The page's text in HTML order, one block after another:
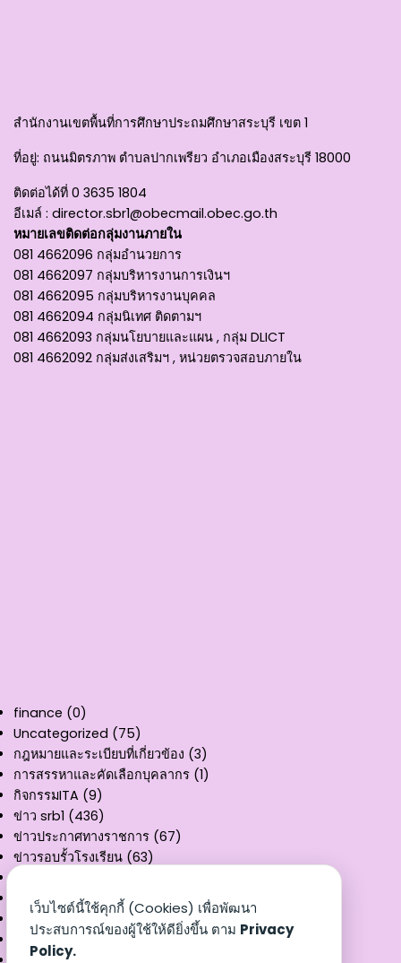
สำนักงานเขตพื้นที่การศึกษาประถมศึกษาสระบุรี เขต 1
ที่อยู่: ถนนมิตรภาพ ตำบลปากเพรียว อำเภอเมืองสระบุรี 18000
ติดต่อได้ที่ 0 3635 1804
อีเมล์ : director.sbr1@obecmail.obec.go.th
หมายเลขติดต่อกลุ่มงานภายใน
081 4662096 กลุ่มอำนวยการ
081 4662097 กลุ่มบริหารงานการเงินฯ
081 4662095 กลุ่มบริหารงานบุคคล
081 4662094 กลุ่มนิเทศ ติดตามฯ
081 4662093 กลุ่มนโยบายและแผน , กลุ่ม DLICT
081 4662092 กลุ่มส่งเสริมฯ , หน่วยตรวจสอบภายใน
finance (0)
Uncategorized (75)
กฎหมายและระเบียบที่เกี่ยวข้อง (3)
การสรรหาและคัดเลือกบุคลากร (1)
กิจกรรมITA (9)
ข่าว srb1 (436)
ข่าวประกาศทางราชการ (67)
ข่าวรอบรั้วโรงเรียน (63)
ผลงานวิชาการ(3)
รายงานงบทดลอง
(32)
สรุปผลการเบิกจ่าย(8)
เว็บไซต์นี้ใช้คุกกี้ (Cookies) เพื่อพัฒนา
ประสบการณ์ของผู้ใช้ให้ดียิ่งขึ้น ตาม Privacy
Policy.